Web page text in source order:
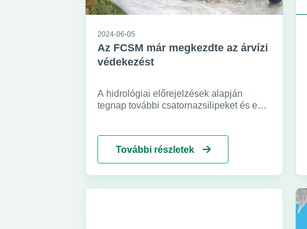
2024-06-05
Az FCSM már megkezdte az árvízi
védekezést
A hidrológiai előrejelzések alapján
tegnap további csatornazsilipeket és egy
miatt Budapesten a hét árvízvédelmi
szakaszból négy szakaszon már I. fokú
árvízvédelmi készültséget rendelt el a
Főpolgármester.
További részletek